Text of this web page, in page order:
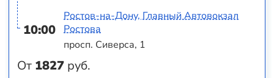
10:00
От 1827 руб.
Ростов-на-Дону, Главный Автовокзал
Ростова
просп. Сиверса, 1